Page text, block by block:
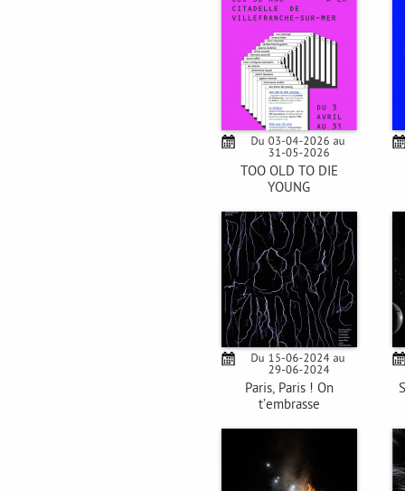
TOO OLD TO DIE
YOUNG
Paris, Paris ! On
t’embrasse